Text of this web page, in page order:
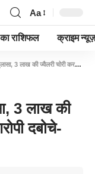
Aa
राशिफल क्राइम न्यूज़
चोरी करने वाले तीन आरोपी दबोचे-Newsnetra
3 लाख की
दबोचे-